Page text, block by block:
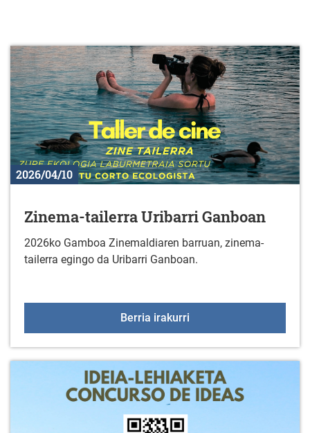
2026/04/10
Zinema-tailerra Uribarri Ganboan
2026ko Gamboa Zinemaldiaren barruan, zinema-
tailerra egingo da Uribarri Ganboan.
Berria irakurri